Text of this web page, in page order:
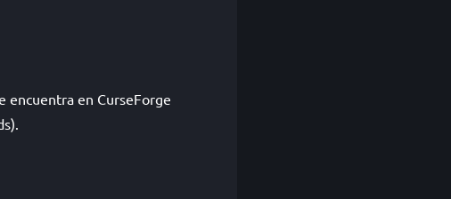
encuentra en CurseForge